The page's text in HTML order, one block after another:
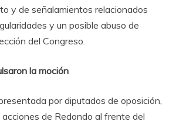
y de señalamientos relacionados
y un posible abuso de
del Congreso.
la moción
por diputados de oposición,
de Redondo al frente del